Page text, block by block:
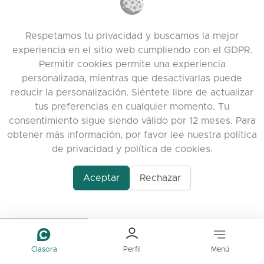
Clasora Perfil Menú
Deja un comentario
Discord
ENLACES ÚTILES
Preguntas Frecuentes
Política de Privacidad
Términos de servicio
Respetamos tu privacidad y buscamos la mejor
experiencia en el sitio web cumpliendo con el GDPR.
Permitir cookies permite una experiencia
personalizada, mientras que desactivarlas puede
reducir la personalización. Siéntete libre de actualizar
tus preferencias en cualquier momento. Tu
consentimiento sigue siendo válido por 12 meses. Para
obtener más información, por favor lee nuestra política
de privacidad y política de cookies.
Aceptar Rechazar